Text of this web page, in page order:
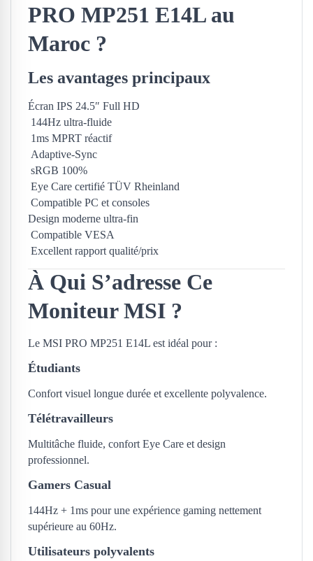
PRO MP251 E14L au
Maroc ?
Les avantages principaux
Écran IPS 24.5″ Full HD
144Hz ultra-fluide
1ms MPRT réactif
Adaptive-Sync
sRGB 100%
Eye Care certifié TÜV Rheinland
Compatible PC et consoles
Design moderne ultra-fin
Compatible VESA
Excellent rapport qualité/prix
À Qui S’adresse Ce
Moniteur MSI ?
Le MSI PRO MP251 E14L est idéal pour :
Étudiants
Confort visuel longue durée et excellente polyvalence.
Télétravailleurs
Multitâche fluide, confort Eye Care et design
professionnel.
Gamers Casual
144Hz + 1ms pour une expérience gaming nettement
supérieure au 60Hz.
Utilisateurs polyvalents